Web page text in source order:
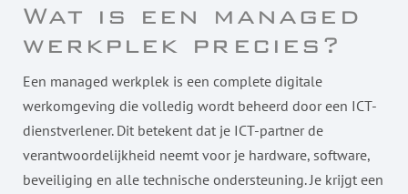
Wat is een managed
werkplek precies?
Een managed werkplek is een complete digitale
werkomgeving die volledig wordt beheerd door een ICT-
dienstverlener. Dit betekent dat je ICT-partner de
verantwoordelijkheid neemt voor je hardware, software,
beveiliging en alle technische ondersteuning. Je krijgt een